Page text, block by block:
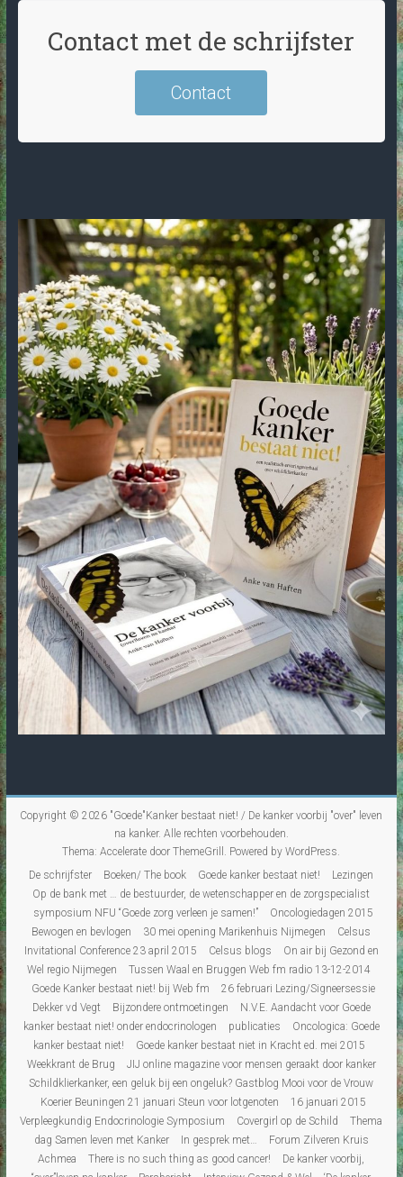
Contact met de schrijfster
Contact
Copyright © 2026 "Goede"Kanker bestaat niet! / De kanker voorbij "over" leven
na kanker. Alle rechten voorbehouden.
Thema:Accelerate door ThemeGrill. Powered byWordPress.
De schrijfster
Boeken/ The book Goede kanker bestaat niet!
Lezingen
Op de bank met … de bestuurder, de wetenschapper en de zorgspecialist
symposium NFU “Goede zorg verleen je samen!”
Oncologiedagen 2015
Bewogen en bevlogen
30 mei opening Marikenhuis Nijmegen
Celsus
Invitational Conference 23 april 2015
Celsus blogs
On air bij Gezond en
Wel regio Nijmegen
Tussen Waal en Bruggen Web fm radio 13-12-2014
Goede Kanker bestaat niet! bij Web fm
26 februari Lezing/Signeersessie
Dekker vd Vegt
Bijzondere ontmoetingen
N.V.E. Aandacht voor Goede
kanker bestaat niet! onder endocrinologen
publicaties
Oncologica: Goede
kanker bestaat niet!
Goede kanker bestaat niet in Kracht ed. mei 2015
Weekkrant de Brug
JIJ online magazine voor mensen geraakt door kanker
Schildklierkanker, een geluk bij een ongeluk? Gastblog Mooi voor de Vrouw
Koerier Beuningen 21 januari Steun voor lotgenoten
16 januari 2015
Verpleegkundig Endocrinologie Symposium
Covergirl op de Schild
Thema
dag Samen leven met Kanker
In gesprek met…
Forum Zilveren Kruis
Achmea
There is no such thing as good cancer!
De kanker voorbij,